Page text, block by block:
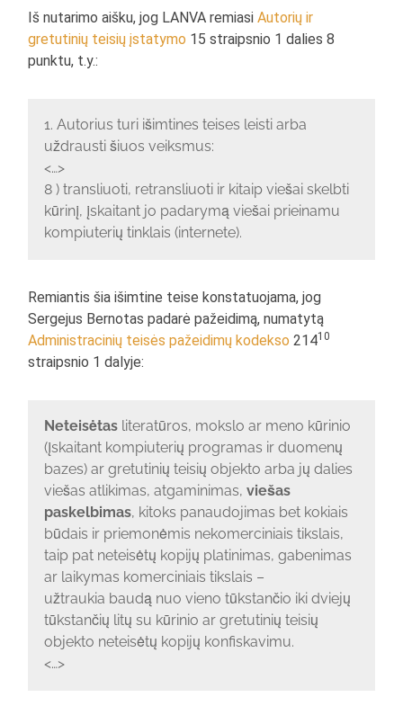
Iš nutarimo aišku, jog LANVA remiasiAutorių ir
gretutinių teisių įstatymo 15 straipsnio 1 dalies 8
punktu, t.y.:
1. Autorius turi išimtines teises leisti arba
uždrausti šiuos veiksmus:
<…>
8 ) transliuoti, retransliuoti ir kitaip viešai skelbti
kūrinį, įskaitant jo padarymą viešai prieinamu
kompiuterių tinklais (internete).
Remiantis šia išimtine teise konstatuojama, jog
Sergejus Bernotas padarė pažeidimą, numatytą
Administracinių teisės pažeidimų kodekso 21410
straipsnio 1 dalyje:
Neteisėtasliteratūros, mokslo ar meno kūrinio
(įskaitant kompiuterių programas ir duomenų
bazes) ar gretutinių teisių objekto arba jų dalies
viešas atlikimas, atgaminimas, viešas
paskelbimas, kitoks panaudojimas bet kokiais
būdais ir priemonėmis nekomerciniais tikslais,
taip pat neteisėtų kopijų platinimas, gabenimas
ar laikymas komerciniais tikslais –
užtraukia baudą nuo vieno tūkstančio iki dviejų
tūkstančių litų su kūrinio ar gretutinių teisių
objekto neteisėtų kopijų konfiskavimu.
<…>